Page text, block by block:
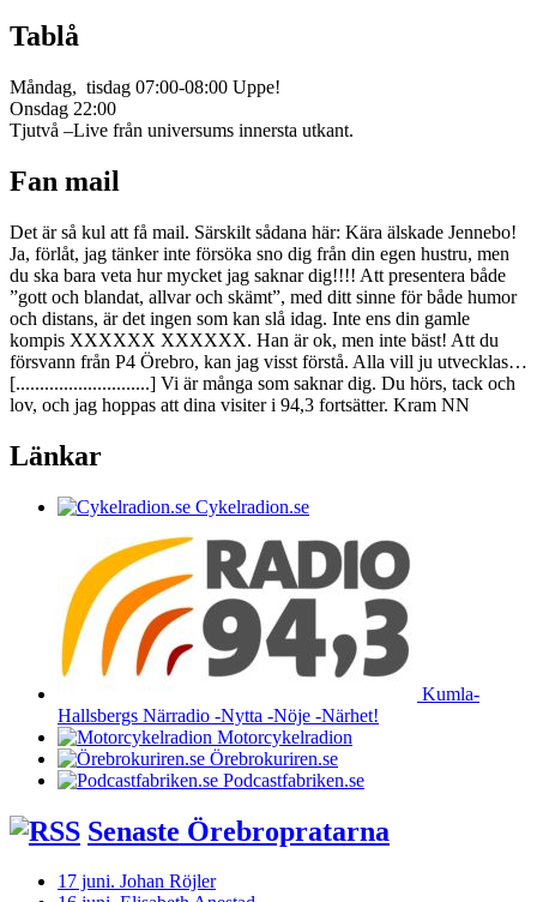
Tablå
Måndag, tisdag 07:00-08:00 Uppe!
Onsdag 22:00
Tjutvå –Live från universums innersta utkant.
Fan mail
Det är så kul att få mail. Särskilt sådana här: Kära älskade Jennebo!
Ja, förlåt, jag tänker inte försöka sno dig från din egen hustru, men
du ska bara veta hur mycket jag saknar dig!!!! Att presentera både
”gott och blandat, allvar och skämt”, med ditt sinne för både humor
och distans, är det ingen som kan slå idag. Inte ens din gamle
kompis XXXXXX XXXXXX. Han är ok, men inte bäst! Att du
försvann från P4 Örebro, kan jag visst förstå. Alla vill ju utvecklas…
[............................] Vi är många som saknar dig. Du hörs, tack och
lov, och jag hoppas att dina visiter i 94,3 fortsätter. Kram NN
Länkar
Cykelradion.se
Kumla-
Hallsbergs Närradio -Nytta -Nöje -Närhet!
Motorcykelradion
Örebrokuriren.se
Podcastfabriken.se
Senaste Örebropratarna
17 juni. Johan Röjler